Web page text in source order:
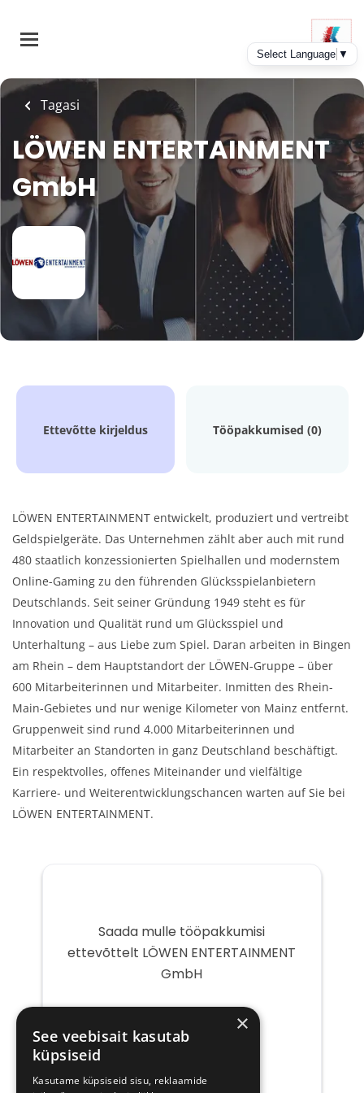
main
Tagasi
LÖWEN ENTERTAINMENT
GmbH
Ettevõtte kirjeldus Tööpakkumised (0)
LÖWEN ENTERTAINMENT entwickelt, produziert und vertreibt
Geldspielgeräte. Das Unternehmen zählt aber auch mit rund
480 staatlich konzessionierten Spielhallen und modernstem
Online-Gaming zu den führenden Glücksspielanbietern
Deutschlands. Seit seiner Gründung 1949 steht es für
Innovation und Qualität rund um Glücksspiel und
Unterhaltung – aus Liebe zum Spiel. Daran arbeiten in Bingen
am Rhein – dem Hauptstandort der LÖWEN-Gruppe – über
600 Mitarbeiterinnen und Mitarbeiter. Inmitten des Rhein-
Main-Gebietes und nur wenige Kilometer von Mainz entfernt.
Gruppenweit sind rund 4.000 Mitarbeiterinnen und
Mitarbeiter an Standorten in ganz Deutschland beschäftigt.
Ein respektvolles, offenes Miteinander und vielfältige
Karriere- und Weiterentwicklungschancen warten auf Sie bei
LÖWEN ENTERTAINMENT.
Saada mulle tööpakkumisi
ettevõttelt LÖWEN ENTERTAINMENT
GmbH
post
×
See veebisait kasutab
küpsiseid
Kasutame küpsiseid sisu, reklaamide